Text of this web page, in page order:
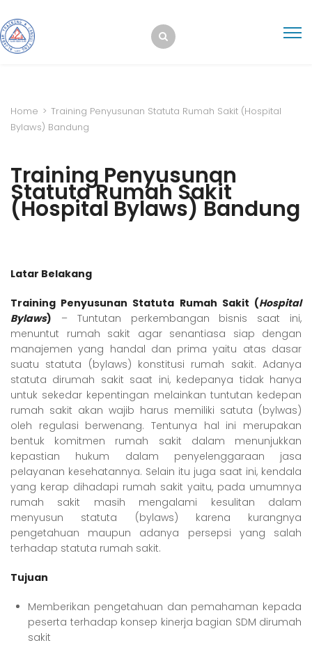
Home > Training Penyusunan Statuta Rumah Sakit (Hospital
Bylaws) Bandung
Training Penyusunan
Statuta Rumah Sakit
(Hospital Bylaws) Bandung
Latar Belakang
Training Penyusunan Statuta Rumah Sakit (Hospital
Bylaws) – Tuntutan perkembangan bisnis saat ini,
menuntut rumah sakit agar senantiasa siap dengan
manajemen yang handal dan prima yaitu atas dasar
suatu statuta (bylaws) konstitusi rumah sakit. Adanya
statuta dirumah sakit saat ini, kedepanya tidak hanya
untuk sekedar kepentingan melainkan tuntutan kedepan
rumah sakit akan wajib harus memiliki satuta (bylwas)
oleh regulasi berwenang. Tentunya hal ini merupakan
bentuk komitmen rumah sakit dalam menunjukkan
kepastian hukum dalam penyelenggaraan jasa
pelayanan kesehatannya. Selain itu juga saat ini, kendala
yang kerap dihadapi rumah sakit yaitu, pada umumnya
rumah sakit masih mengalami kesulitan dalam
menyusun statuta (bylaws) karena kurangnya
pengetahuan maupun adanya persepsi yang salah
terhadap statuta rumah sakit.
Tujuan
Memberikan pengetahuan dan pemahaman kepada
peserta terhadap konsep kinerja bagian SDM dirumah
sakit